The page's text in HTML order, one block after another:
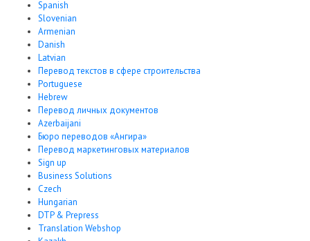
Spanish
Slovenian
Armenian
Danish
Latvian
Перевод текстов в сфере строительства
Portuguese
Hebrew
Перевод личных документов
Azerbaijani
Бюро переводов «Ангира»
Перевод маркетинговых материалов
Sign up
Business Solutions
Czech
Hungarian
DTP & Prepress
Translation Webshop